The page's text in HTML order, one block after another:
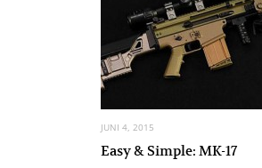
JUNI 4, 2015
Easy & Simple: MK-17